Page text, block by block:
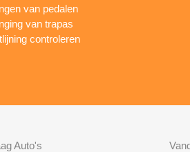
van pedalen
van trapas
controleren
Auto's